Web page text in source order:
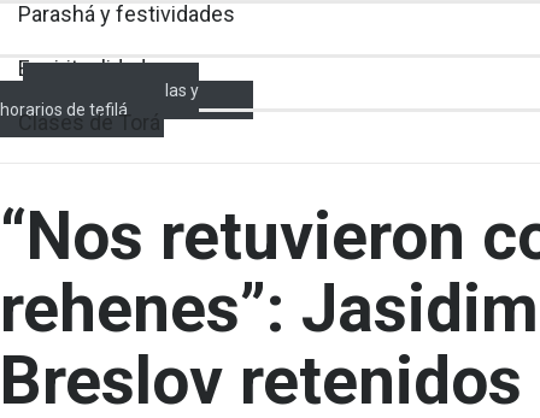
Parashá y festividades
Espiritualidad
Encendido de velas y
horarios de tefilá
Clases de Torá
“Nos retuvieron
rehenes”:
Breslov retenidos